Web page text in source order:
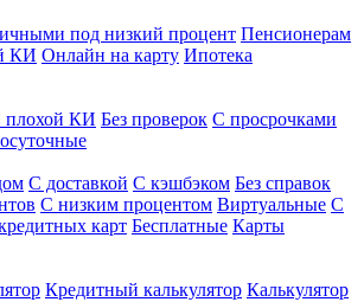
под низкий процент Пенсионерам
КИ Онлайн на карту Ипотека
плохой КИ Без проверок С просрочками
С доставкой С кэшбэком Без справок
С низким процентом Виртуальные С
карт Бесплатные Карты
Кредитный калькулятор Калькулятор